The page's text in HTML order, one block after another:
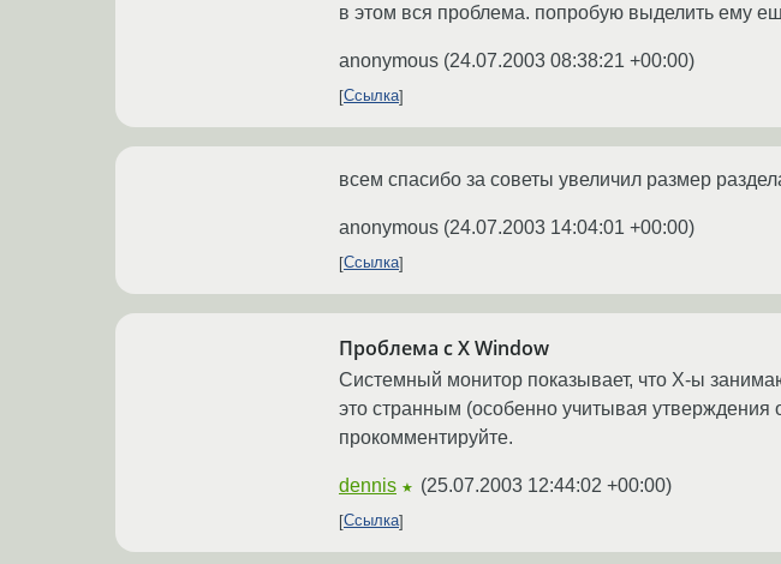
в этом вся проблема. попробую выделить ему
anonymous (24.07.2003 08:38:21 +00:00)
Ссылка
всем спасибо за советы увеличил размер
anonymous (24.07.2003 14:04:01 +00:00)
Ссылка
Проблема с X Window
Системный монитор показывает, что Х-ы
это странным (особенно учитывая утверждения
прокомментируйте.
dennis ★ (25.07.2003 12:44:02 +00:00)
Ссылка